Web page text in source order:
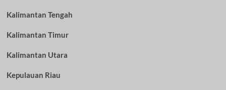
Kalimantan Tengah
Kalimantan Timur
Kalimantan Utara
Kepulauan Riau